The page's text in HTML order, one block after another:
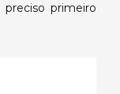
primeiro